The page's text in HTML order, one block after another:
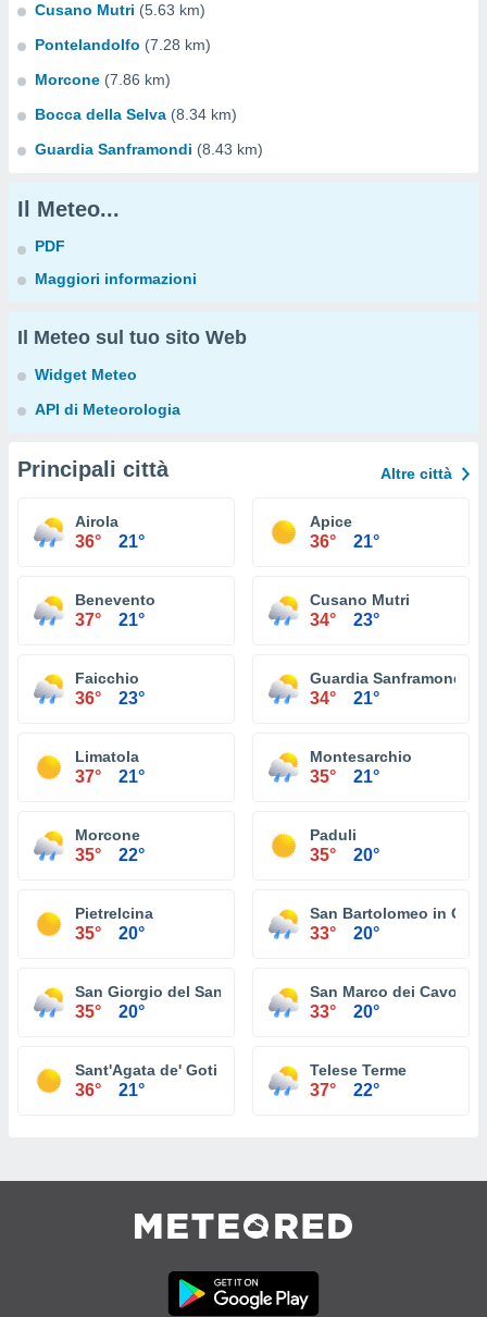
Cusano Mutri (5.63 km)
Pontelandolfo (7.28 km)
Morcone (7.86 km)
Bocca della Selva (8.34 km)
Guardia Sanframondi (8.43 km)
Il Meteo...
PDF
Maggiori informazioni
Il Meteo sul tuo sito Web
Widget Meteo
API di Meteorologia
Principali città Altre città
Airola
36° 21°
Apice
36° 21°
Benevento
37° 21°
Cusano Mutri
34° 23°
Faicchio
36° 23°
Guardia Sanframondi
34° 21°
Limatola
37° 21°
Montesarchio
35° 21°
Morcone
35° 22°
Paduli
35° 20°
Pietrelcina
35° 20°
San Bartolomeo in
33° 20°
San Giorgio del Sannio
35° 20°
San Marco dei Cavoti
33° 20°
Sant'Agata de' Goti
36° 21°
Telese Terme
37° 22°